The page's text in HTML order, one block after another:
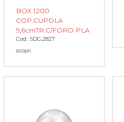
BOX 1200
COP.CUPOLA
9,6cmTR.C/FORO PLA
Cod.: SDG.2827
scopri